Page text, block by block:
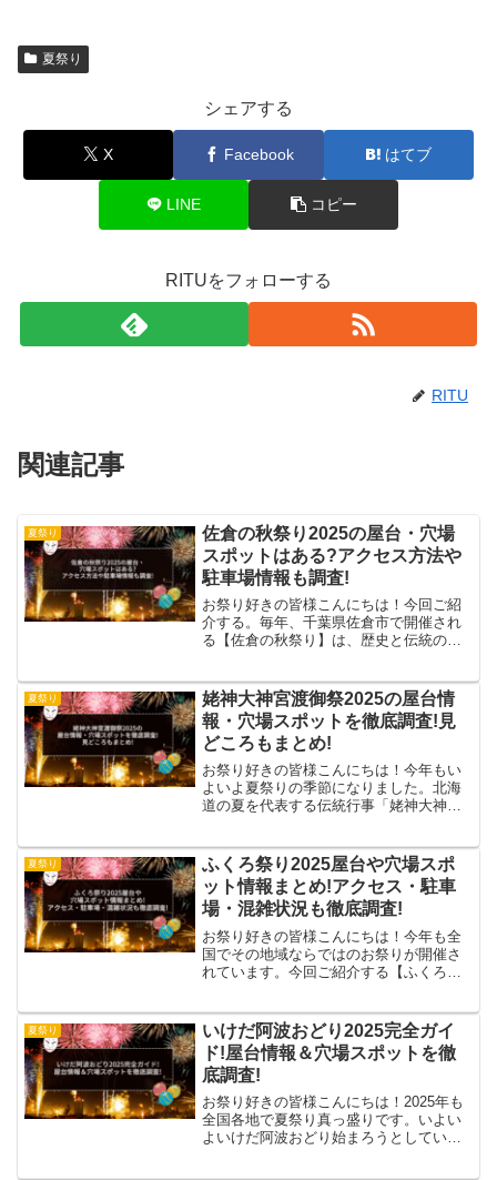
夏祭り
シェアする
X Facebook はてブ
LINE コピー
RITUをフォローする
RITU
関連記事
夏祭り
佐倉の秋祭り2025の屋台・穴場
スポットはある?アクセス方法や
駐車場情報も調査!
お祭り好きの皆様こんにちは！今回ご紹
介する。毎年、千葉県佐倉市で開催され
る【佐倉の秋祭り】は、歴史と伝統の融
あるんですよ pic.twitter.com/3TQUE4n...
夏祭り
姥神大神宮渡御祭2025の屋台情
報・穴場スポットを徹底調査!見
どころもまとめ!
お祭り好きの皆様こんにちは！今年もい
よいよ夏祭りの季節になりました。北海
道の夏を代表する伝統行事「姥神大神宮
8月に開催されるこの祭りは、約370年も
の歴史を誇り、北海...
夏祭り
ふくろ祭り2025屋台や穴場スポ
ット情報まとめ!アクセス・駐車
場・混雑状況も徹底調査!
お祭り好きの皆様こんにちは！今年も全
国でその地域ならではのお祭りが開催さ
れています。今回ご紹介する【ふくろ祭
回ふくろ祭り9月27日（土）開会式及び前
日祭 9月28...
夏祭り
いけだ阿波おどり2025完全ガイ
ド!屋台情報＆穴場スポットを徹
底調査!
お祭り好きの皆様こんにちは！2025年も
全国各地で夏祭り真っ盛りです。いよい
よいけだ阿波おどり始まろうとしていま